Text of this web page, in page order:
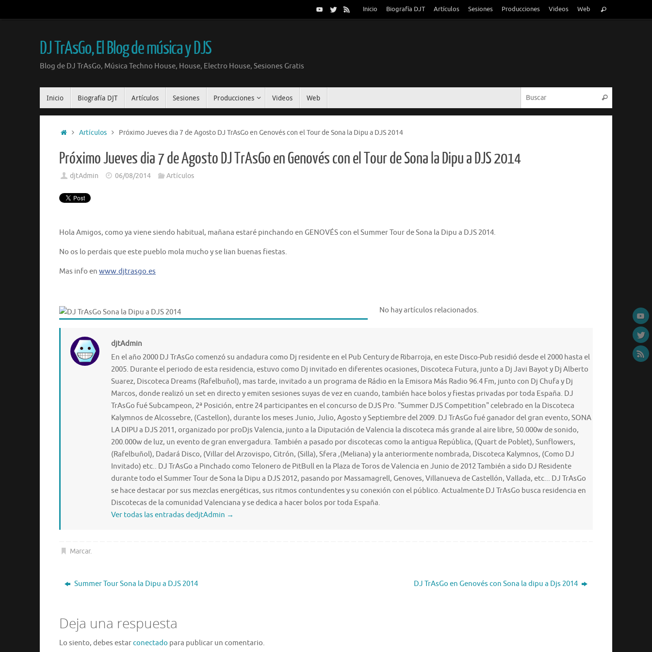
al
Inicio Biografía DJT Artículos Sesiones Producciones Videos Web
para:
Buscar
DJ TrAsGo, El Blog de música y DJS
Blog de DJ TrAsGo, Música Techno House, House, Electro House, Sesiones Gratis
Inicio Biografía DJT Artículos Sesiones Producciones Videos Web Buscar
InicioArtículos Próximo Jueves dia 7 de Agosto DJ TrAsGo en Genovés con el Tour de Sona la Dipu a DJS 2014
Próximo Jueves dia 7 de Agosto DJ TrAsGo en Genovés con el Tour de Sona la Dipu a DJS 2014
djtAdmin 06/08/2014 Artículos
Hola Amigos, como ya viene siendo habitual, mañana estaré pinchando en GENOVÉS con el Summer Tour de Sona la Dipu a DJS 2014.
No os lo perdais que este pueblo mola mucho y se lian buenas fiestas.
Mas info en www.djtrasgo.es
No hay artículos relacionados.
djtAdmin
En el año 2000 DJ TrAsGo comenzó su andadura como Dj residente en el Pub Century de Ribarroja, en este Disco-Pub residió desde el 2000 hasta el
2005. Durante el periodo de esta residencia, estuvo como Dj invitado en diferentes ocasiones, Discoteca Futura, junto a Dj Javi Bayot y Dj Alberto
Suarez, Discoteca Dreams (Rafelbuñol), mas tarde, invitado a un programa de Rádio en la Emisora Más Radio 96.4 Fm, junto con Dj Chufa y Dj
Marcos, donde realizó un set en directo y emiten sesiones suyas de vez en cuando, también hace bolos y fiestas privadas por toda España. DJ
TrAsGo fué Subcampeon, 2ª Posición, entre 24 participantes en el concurso de DJS Pro. "Summer DJS Competition" celebrado en la Discoteca
Kalymnos de Alcossebre, (Castellon), durante los meses Junio, Julio, Agosto y Septiembre del 2009. DJ TrAsGo fué ganador del gran evento, SONA
LA DIPU a DJS 2011, organizado por proDjs Valencia, junto a la Diputación de Valencia la discoteca más grande al aire libre, 50.000w de sonido,
200.000w de luz, un evento de gran envergadura. También a pasado por discotecas como la antigua República, (Quart de Poblet), Sunflowers,
(Rafelbuñol), Dadará Disco, (Villar del Arzovispo, Citrón, (Silla), Sfera ,(Meliana) y la anteriormente nombrada, Discoteca Kalymnos, (Como DJ
Invitado) etc.. DJ TrAsGo a Pinchado como Telonero de PitBull en la Plaza de Toros de Valencia en Junio de 2012 También a sido DJ Residente
durante todo el Summer Tour de Sona la Dipu a DJS 2012, pasando por Massamagrell, Genoves, Villanueva de Castellón, Vallada, etc... DJ TrAsGo
se hace destacar por sus mezclas energéticas, sus ritmos contundentes y su conexión con el público. Actualmente DJ TrAsGo busca residencia en
Discotecas de la comunidad Valenciana y se dedica a hacer bolos por toda España.
Ver todas las entradas dedjtAdmin →
Marcar.
Summer Tour Sona la Dipu a DJS 2014 DJ TrAsGo en Genovés con Sona la dipu a Djs 2014
Deja una respuesta
Lo siento, debes estarconectado para publicar un comentario.